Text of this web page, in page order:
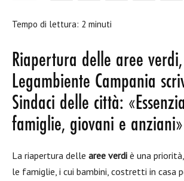
Tempo di lettura: 2 minuti
Riapertura delle aree verdi,
Legambiente Campania
Sindaci delle città:
famiglie, giovani e anziani»
La riapertura delle aree verdi è una
le famiglie, i cui bambini, costretti in casa